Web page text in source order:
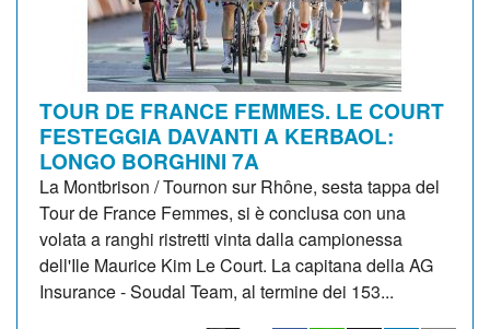
TOUR DE FRANCE FEMMES. LE COURT
FESTEGGIA DAVANTI A KERBAOL:
LONGO BORGHINI 7A
La Montbrison / Tournon sur Rhône, sesta tappa del
Tour de France Femmes, si è conclusa con una
volata a ranghi ristretti vinta dalla campionessa
dell'Ile Maurice Kim Le Court. La capitana della AG
Insurance - Soudal Team, al termine dei 153...